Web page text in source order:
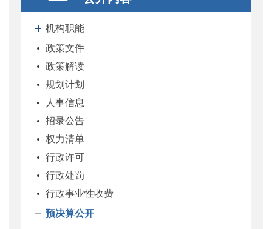
机构职能
政策文件
政策解读
规划计划
人事信息
招录公告
权力清单
行政许可
行政处罚
行政事业性收费
预决算公开